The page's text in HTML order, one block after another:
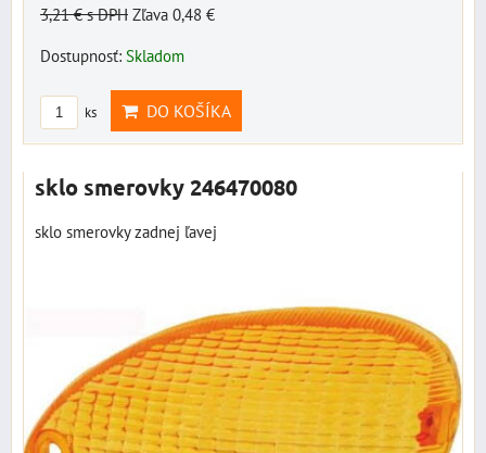
3,21 €s DPH Zľava 0,48 €
Dostupnosť: Skladom
ks DO KOŠÍKA
sklo smerovky 246470080
sklo smerovky zadnej ľavej